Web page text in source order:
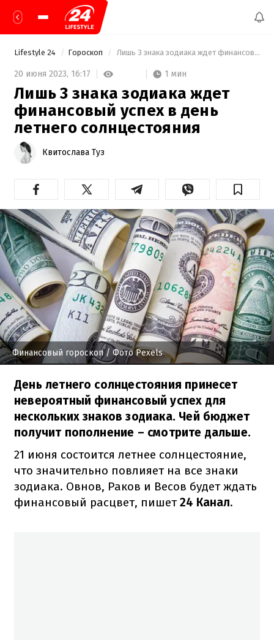
Lifestyle 24 Гороскоп Лишь 3 знака зодиака ждет финансовый успех в день летнего солнцестояния
20 июня 2023, 16:17 1 мин
Лишь 3 знака зодиака ждет
финансовый успех в день
летнего солнцестояния
Квитослава Туз
Финансовый гороскоп/ Фото Pexels
День летнего солнцестояния принесет
невероятный финансовый успех для
нескольких знаков зодиака. Чей бюджет
получит пополнение – смотрите дальше.
21 июня состоится летнее солнцестояние,
что значительно повлияет на все знаки
зодиака. Овнов, Раков и Весов будет ждать
финансовый расцвет, пишет24 Канал.